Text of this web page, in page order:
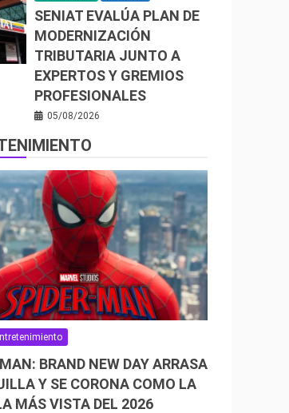
SENIAT EVALÚA PLAN DE
MODERNIZACIÓN
TRIBUTARIA JUNTO A
EXPERTOS Y GREMIOS
PROFESIONALES
05/08/2026
BRAND NEW DAY ARRASA
Y SE CORONA COMO LA
MÁS VISTA DEL 2026